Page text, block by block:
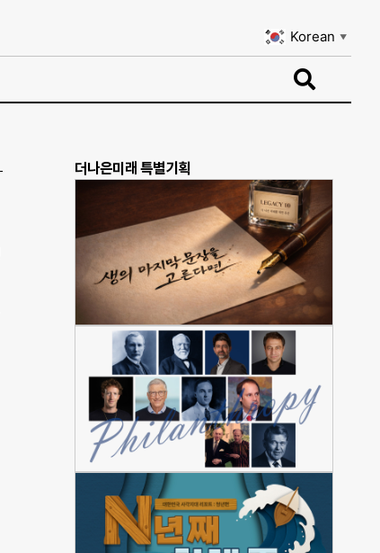
Korean ▼
더나은미래 특별기획